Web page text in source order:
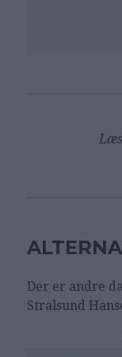
Der er andre
Stralsund